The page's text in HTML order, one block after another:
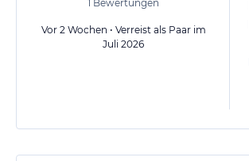
1 Bewertungen
Vor 2 Wochen • Verreist als Paar im
Juli 2026